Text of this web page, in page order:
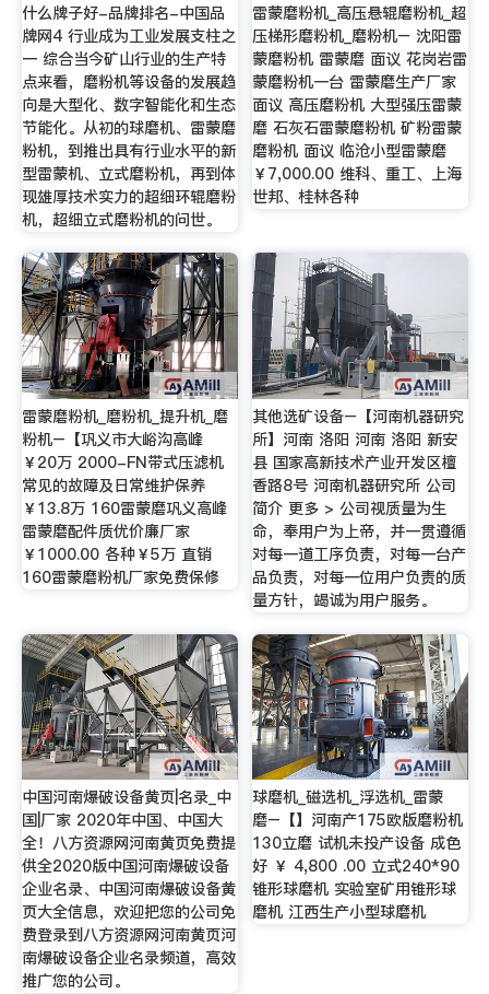
什么牌子好-品牌排名-中国品
牌网4 行业成为工业发展支柱之
一 综合当今矿山行业的生产特
点来看，磨粉机等设备的发展趋
向是大型化、数字智能化和生态
节能化。从初的球磨机、雷蒙磨
粉机，到推出具有行业水平的新
型雷蒙机、立式磨粉机，再到体
现雄厚技术实力的超细环辊磨粉
机，超细立式磨粉机的问世。
雷蒙磨粉机_高压悬辊磨粉机_超
压梯形磨粉机_磨粉机– 沈阳雷
蒙磨粉机 雷蒙磨 面议 花岗岩雷
蒙磨粉机一台 雷蒙磨生产厂家
面议 高压磨粉机 大型强压雷蒙
磨 石灰石雷蒙磨粉机 矿粉雷蒙
磨粉机 面议 临沧小型雷蒙磨
￥7,000.00 维科、重工、上海
世邦、桂林各种
雷蒙磨粉机_磨粉机_提升机_磨
粉机–【巩义市大峪沟高峰
￥20万 2000-FN带式压滤机
常见的故障及日常维护保养
￥13.8万 160雷蒙磨巩义高峰
雷蒙磨配件质优价廉厂家
￥1000.00 各种￥5万 直销
160雷蒙磨粉机厂家免费保修
其他选矿设备–【河南机器研究
所】河南 洛阳 河南 洛阳 新安
县 国家高新技术产业开发区檀
香路8号 河南机器研究所 公司
简介 更多 > 公司视质量为生
命，奉用户为上帝，并一贯遵循
对每一道工序负责，对每一台产
品负责，对每一位用户负责的质
量方针，竭诚为用户服务。
中国河南爆破设备黄页|名录_中
国|厂家 2020年中国、中国大
全！八方资源网河南黄页免费提
供全2020版中国河南爆破设备
企业名录、中国河南爆破设备黄
页大全信息，欢迎把您的公司免
费登录到八方资源网河南黄页河
南爆破设备企业名录频道，高效
推广您的公司。
球磨机_磁选机_浮选机_雷蒙
磨–【】河南产175欧版磨粉机
130立磨 试机未投产设备 成色
好 ￥ 4,800 .00 立式240*90
锥形球磨机 实验室矿用锥形球
磨机 江西生产小型球磨机